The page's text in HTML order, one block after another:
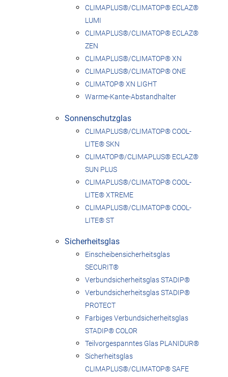
CLIMAPLUS®/CLIMATOP® ECLAZ®
LUMI
CLIMAPLUS®/CLIMATOP® ECLAZ®
ZEN
CLIMAPLUS®/CLIMATOP® XN
CLIMAPLUS®/CLIMATOP® ONE
CLIMATOP® XN LIGHT
Warme-Kante-Abstandhalter
Sonnenschutzglas
CLIMAPLUS®/CLIMATOP® COOL-
LITE® SKN
CLIMATOP®/CLIMAPLUS® ECLAZ®
SUN PLUS
CLIMAPLUS®/CLIMATOP® COOL-
LITE® XTREME
CLIMAPLUS®/CLIMATOP® COOL-
LITE® ST
Sicherheitsglas
Einscheibensicherheitsglas
SECURIT®
Verbundsicherheitsglas STADIP®
Verbundsicherheitsglas STADIP®
PROTECT
Farbiges Verbundsicherheitsglas
STADIP® COLOR
Teilvorgespanntes Glas PLANIDUR®
Sicherheitsglas
CLIMAPLUS®/CLIMATOP® SAFE